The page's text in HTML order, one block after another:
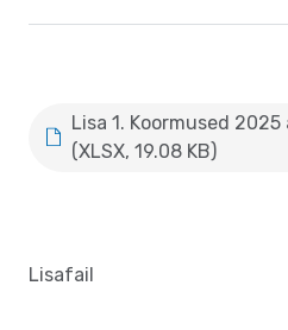
Lisa 1. Koormused
(XLSX, 19.08 KB)
Lisafail